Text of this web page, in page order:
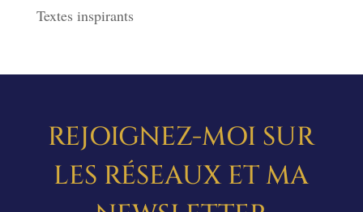
Textes inspirants
REJOIGNEZ-MOI SUR
LES RÉSEAUX ET MA